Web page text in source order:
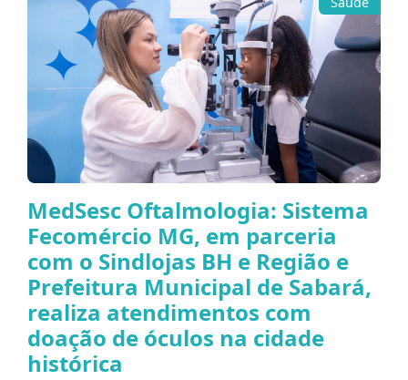
MedSesc Oftalmologia: Sistema
Fecomércio MG, em parceria
com o Sindlojas BH e Região e
Prefeitura Municipal de Sabará,
realiza atendimentos com
doação de óculos na cidade
histórica